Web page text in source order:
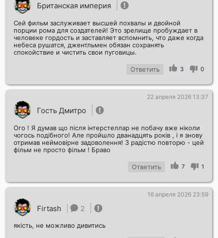
Британская империя
Сей фильм заслуживает высшей похвалы и двойной
порции рома для создателей! Это зрелище пробуждает в
человеке гордость и заставляет вспомнить, что даже когда
небеса рушатся, джентльмен обязан сохранять
спокойствие и чистить свои пуговицы.
Ответить 3 0
Гость Дмитро
22 апреля 2026 13:37
Ого ! Я думав що після інтерстеллар не побачу вже ніколи
чогось подібного! Але пройшло дванадцять років , і я знову
отримав неймовірне задоволення! З радістю повторю - цей
фільм не просто фільм ! Браво
Ответить 7 1
Firtash 2
16 апреля 2026 23:59
якість, не можливо дивитись